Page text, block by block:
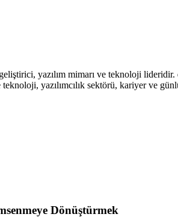
yazılım mimarı ve teknoloji
yazılımcılık sektörü, kariyer ve
Dönüştürmek